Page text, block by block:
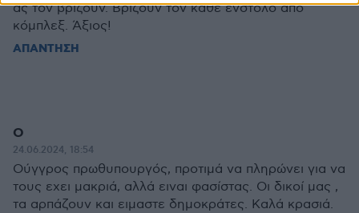
ας τον βρίζουν. Βρίζουν τον κάθε ένστολο από
κόμπλεξ. Άξιος!
ΑΠΑΝΤΗΣΗ
Ο
24.06.2024, 18:54
Ούγγρος πρωθυπουργός, προτιμά να πληρώνει για να
τους εχει μακριά, αλλά ειναι φασίστας. Οι δικοί μας ,
τα αρπάζουν και ειμαστε δημοκράτες. Καλά κρασιά.